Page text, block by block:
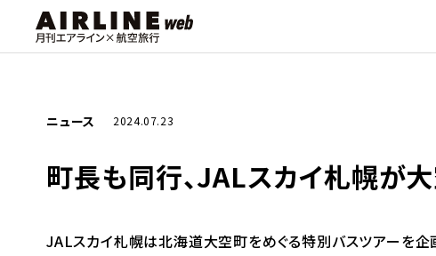
ニュース 2024.07.23
町長も同行、JALスカイ札幌が
JALスカイ札幌は北海道大空町をめぐる特別バスツアーを企